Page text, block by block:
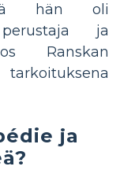
hän oli
ja
Ranskan
ja